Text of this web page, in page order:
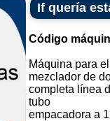
If quería
Código
Máquina para
mezclador de
completa línea
tubo
empacadora a